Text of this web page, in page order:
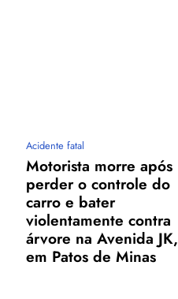
Acidente fatal
Motorista morre após
perder o controle do
carro e bater
violentamente contra
árvore na Avenida JK,
em Patos de Minas